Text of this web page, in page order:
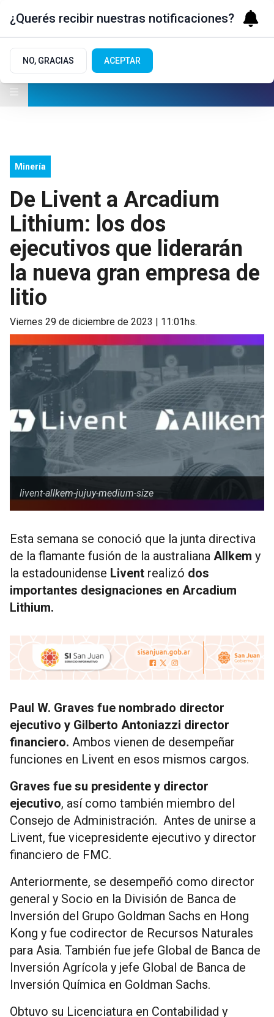
Minería
De Livent a Arcadium
Lithium: los dos
ejecutivos que liderarán
la nueva gran empresa de
litio
viernes 29 de diciembre de 2023 | 11:01hs.
livent-allkem-jujuy-medium-size
Esta semana se conoció que la junta directiva
de la flamante fusión de la australiana Allkem y
la estadounidense Livent realizó dos
importantes designaciones en Arcadium
Lithium.
Paul W. Graves fue nombrado director
ejecutivo y Gilberto Antoniazzi director
financiero. Ambos vienen de desempeñar
funciones en Livent en esos mismos cargos.
Graves fue su presidente y director
ejecutivo, así como también miembro del
Consejo de Administración. Antes de unirse a
Livent, fue vicepresidente ejecutivo y director
financiero de FMC.
Anteriormente, se desempeñó como director
general y Socio en la División de Banca de
Inversión del Grupo Goldman Sachs en Hong
Kong y fue codirector de Recursos Naturales
para Asia. También fue jefe Global de Banca de
Inversión Agrícola y jefe Global de Banca de
Inversión Química en Goldman Sachs.
Obtuvo su Licenciatura en Contabilidad y
¿Querés recibir nuestras notificaciones?
NO, GRACIAS ACEPTAR